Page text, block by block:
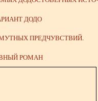
ДОДО
ПРЕДЧУВСТВИЙ.
РОМАН